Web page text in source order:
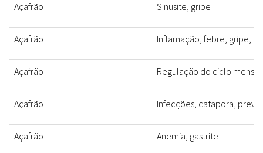
Açafrão Sinusite, gripe
Açafrão Inflamação, febre, gripe,
Açafrão Regulação do ciclo
Açafrão Infecções, catapora,
Açafrão Anemia, gastrite